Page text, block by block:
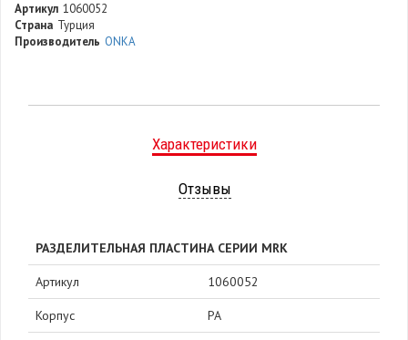
Артикул 1060052
Страна Турция
Производитель ONKA
Характеристики
Отзывы
РАЗДЕЛИТЕЛЬНАЯ ПЛАСТИНА СЕРИИ MRK
Артикул 1060052
Корпус PA